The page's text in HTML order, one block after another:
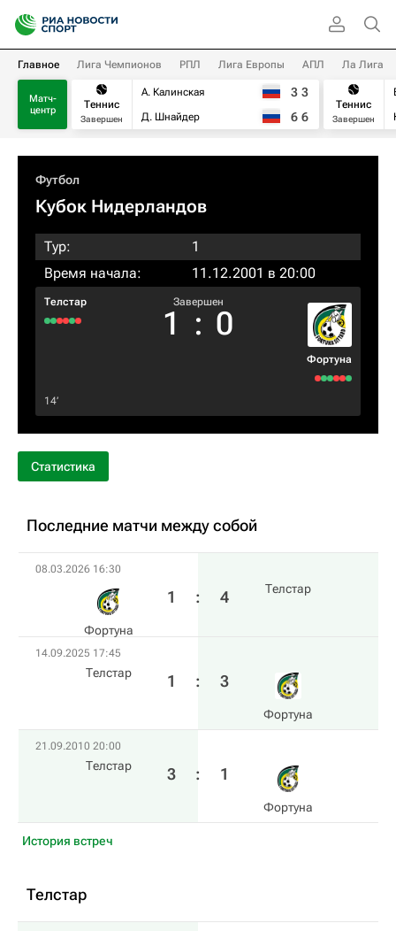
Главное Лига Чемпионов РПЛ Лига Европы АПЛ Ла Лига
Матч-
центр
Теннис
Завершен
А. Калинская
Д. Шнайдер
3 3
6 6
Теннис
Завершен
Футбол
Кубок Нидерландов
Тур:
1
Время начала:
11.12.2001 в 20:00
Телстар Завершен
1 : 0
Фортуна
14‎’‎
Статистика
Последние матчи между собой
08.03.2026 16:30
Фортуна
1 : 4 Телстар
14.09.2025 17:45
Телстар 1 : 3
Фортуна
21.09.2010 20:00
Телстар 3 : 1
Фортуна
История встреч
Телстар